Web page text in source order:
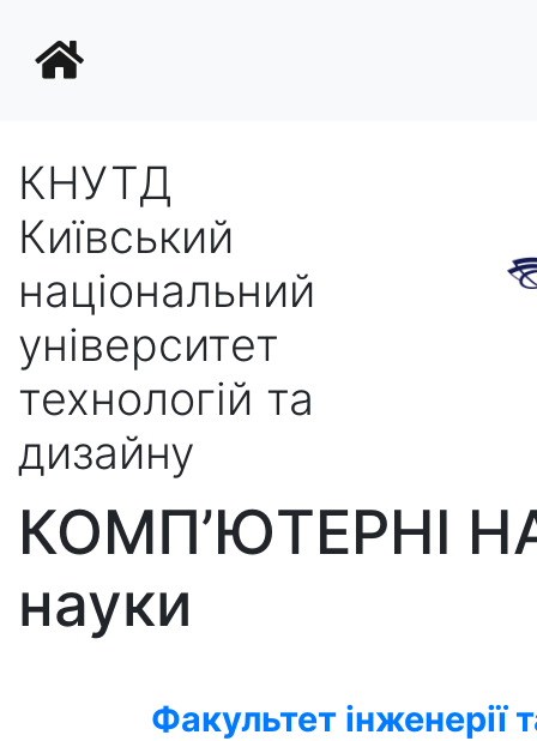
КНУТД
Київський
національний
університет
технологій та
дизайну
КОМП’ЮТЕРНІ
науки
Факультет інженерії